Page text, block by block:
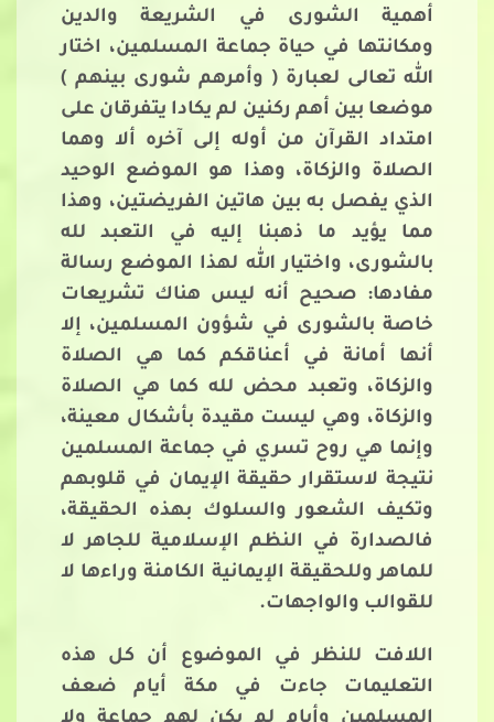
أهمية الشورى في الشريعة والدين
ومكانتها في حياة جماعة المسلمين، اختار
الله تعالى لعبارة ( وأمرهم شورى بينهم )
موضعا بين أهم ركنين لم يكادا يتفرقان على
امتداد القرآن من أوله إلى آخره ألا وهما
الصلاة والزكاة، وهذا هو الموضع الوحيد
الذي يفصل به بين هاتين الفريضتين، وهذا
مما يؤيد ما ذهبنا إليه في التعبد لله
بالشورى، واختيار الله لهذا الموضع رسالة
مفادها: صحيح أنه ليس هناك تشريعات
خاصة بالشورى في شؤون المسلمين، إلا
أنها أمانة في أعناقكم كما هي الصلاة
والزكاة، وتعبد محض لله كما هي الصلاة
والزكاة، وهي ليست مقيدة بأشكال معينة،
وإنما هي روح تسري في جماعة المسلمين
نتيجة لاستقرار حقيقة الإيمان في قلوبهم
وتكيف الشعور والسلوك بهذه الحقيقة،
فالصدارة في النظم الإسلامية للجاهر لا
للماهر وللحقيقة الإيمانية الكامنة وراءها لا
للقوالب والواجهات.
اللافت للنظر في الموضوع أن كل هذه
التعليمات جاءت في مكة أيام ضعف